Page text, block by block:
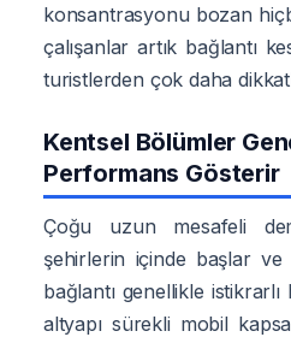
konsantrasyonu bozan
çalışanlar artık bağlantı
turistlerden çok daha
Kentsel Bölümler
Performans Gösterir
Çoğu uzun mesafeli
şehirlerin içinde başlar
bağlantı genellikle
altyapı sürekli mobil